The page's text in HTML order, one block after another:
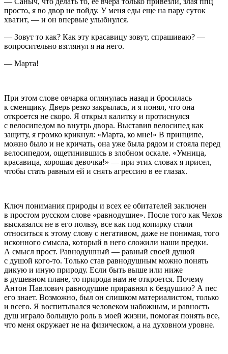
просто, я во двор не пойду. У меня еды еще на пару суток
хватит, — и он впервые улыбнулся.
— Зовут то как? Как эту красавицу зовут, спрашиваю? —
вопросительно взглянул я на него.
— Марта!
При этом слове овчарка оглянулась назад и бросилась
к сменщику. Дверь резко закрылась, и я понял, что она
откроется не скоро. Я открыл калитку и протиснулся
с велосипедом во внутрь двора. Выставив велосипед как
защиту, я громко крикнул: «Марта, ко мне!» В принципе,
можно было и не кричать, она уже была рядом и стояла перед
велосипедом, ощетинившись в злобном оскале. «Умница,
красавица, хорошая девочка!» — при этих словах я присел,
чтобы стать равным ей и снять агрессию в ее глазах.
Ключ понимания природы и всех ее обитателей заключен
в простом русском слове «равнодушие». После того как Чехов
высказался не в его пользу, все как под копирку стали
относиться к этому слову с негативом, даже не понимая, того
исконного смысла, который в него сложили наши предки.
А смысл прост. Равнодушный — равный своей душой
с душой кого-то. Только став равнодушным можно понять
дикую и иную природу. Если быть выше или ниже
в душевном плане, то природа нам не откроется. Почему
Антон Павлович равнодушие приравнял к бездушию? А пес
его знает. Возможно, был он слишком материалистом, только
и всего. Я воспитывался человеком набожным, и равность
душ играло большую роль в моей жизни, помогая понять все,
что меня окружает не на физическом, а на духовном уровне.